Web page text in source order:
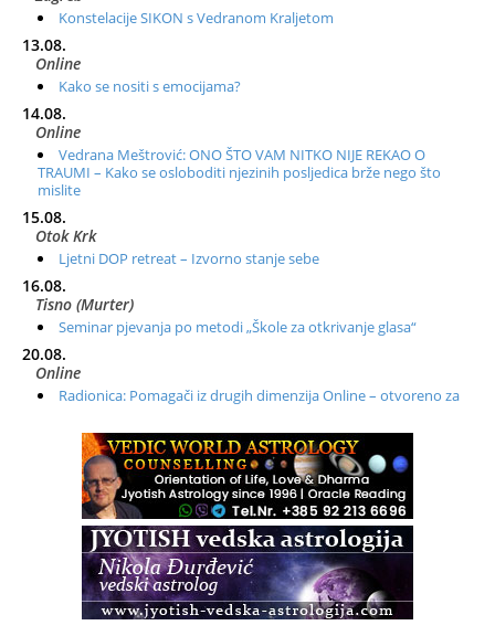
Konstelacije SIKON s Vedranom Kraljetom
13.08.
Online
Kako se nositi s emocijama?
14.08.
Online
Vedrana Meštrović: ONO ŠTO VAM NITKO NIJE REKAO O
TRAUMI – Kako se osloboditi njezinih posljedica brže nego što
mislite
15.08.
Otok Krk
Ljetni DOP retreat – Izvorno stanje sebe
16.08.
Tisno (Murter)
Seminar pjevanja po metodi „Škole za otkrivanje glasa“
20.08.
Online
Radionica: Pomagači iz drugih dimenzija Online – otvoreno za
Zagreb+Online
Osnovni ThetaHealing® tečaj, Zagreb i Online
Access BARS®, otpusti stres
Access Energetski Facelift®